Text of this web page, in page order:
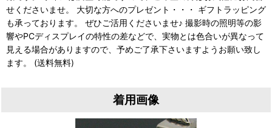
せくださいませ。 大切な方へのプレゼント・・・ ギフトラッピング
も承っております。 ぜひご活用くださいませ♪ 撮影時の照明等の影
響やPCディスプレイの特性の差などで、実物とは色合いが異なって
見える場合がありますので、予めご了承下さいますようお願い致し
ます。 (送料無料)
着用画像